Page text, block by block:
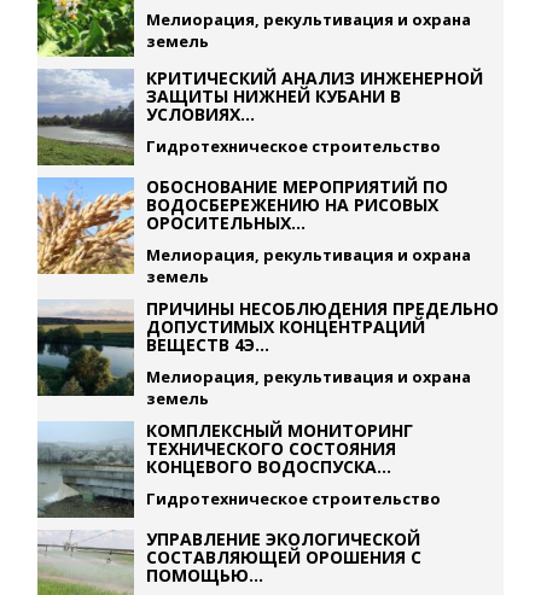
Мелиорация, рекультивация и охрана
земель
КРИТИЧЕСКИЙ АНАЛИЗ ИНЖЕНЕРНОЙ
ЗАЩИТЫ НИЖНЕЙ КУБАНИ В
УСЛОВИЯХ...
Гидротехническое строительство
ОБОСНОВАНИЕ МЕРОПРИЯТИЙ ПО
ВОДОСБЕРЕЖЕНИЮ НА РИСОВЫХ
ОРОСИТЕЛЬНЫХ...
Мелиорация, рекультивация и охрана
земель
ПРИЧИНЫ НЕСОБЛЮДЕНИЯ ПРЕДЕЛЬНО
ДОПУСТИМЫХ КОНЦЕНТРАЦИЙ
ВЕЩЕСТВ 4Э...
Мелиорация, рекультивация и охрана
земель
КОМПЛЕКСНЫЙ МОНИТОРИНГ
ТЕХНИЧЕСКОГО СОСТОЯНИЯ
КОНЦЕВОГО ВОДОСПУСКА...
Гидротехническое строительство
УПРАВЛЕНИЕ ЭКОЛОГИЧЕСКОЙ
СОСТАВЛЯЮЩЕЙ ОРОШЕНИЯ С
ПОМОЩЬЮ...